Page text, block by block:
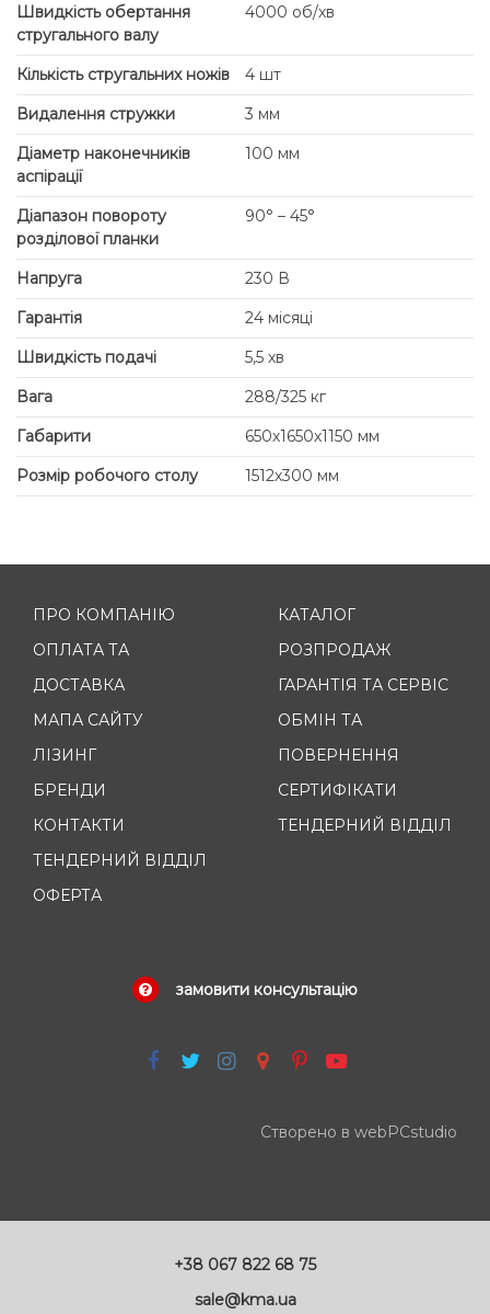
Швидкість обертання
стругального валу
4000 об/хв
Кількість стругальних ножів
4 шт
Видалення стружки
3 мм
Діаметр наконечників
аспірації
100 мм
Діапазон повороту
розділової планки
90° – 45°
Напруга
230 В
Гарантія
24 місяці
Швидкість подачі
5,5 хв
Вага
288/325 кг
Габарити
650х1650х1150 мм
Розмір робочого столу
1512х300 мм
ПРО КОМПАНІЮ
ОПЛАТА ТА
ДОСТАВКА
МАПА САЙТУ
ЛІЗИНГ
БРЕНДИ
КОНТАКТИ
ТЕНДЕРНИЙ ВІДДІЛ
ОФЕРТА
КАТАЛОГ
РОЗПРОДАЖ
ГАРАНТІЯ ТА СЕРВІС
ОБМІН ТА
ПОВЕРНЕННЯ
СЕРТИФІКАТИ
ТЕНДЕРНИЙ ВІДДІЛ
замовити консультацію
Створено в webPCstudio
+38 067 822 68 75
sale@kma.ua